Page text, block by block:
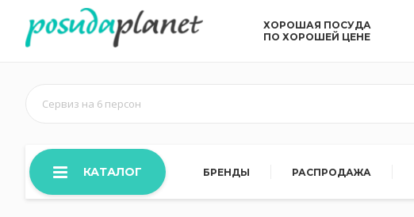
ХОРОШАЯ ПОСУДА
ПО ХОРОШЕЙ ЦЕНЕ
Сервиз на 6 персон
КАТАЛОГ БРЕНДЫ РАСПРОДАЖА